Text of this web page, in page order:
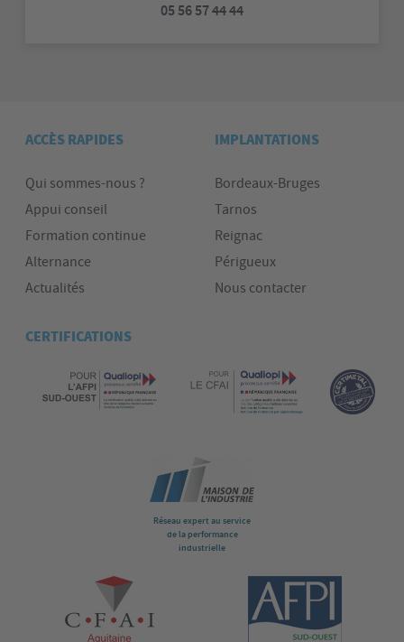
05 56 57 44 44
ACCÈS RAPIDES
Qui sommes-nous ?
Appui conseil
Formation continue
Alternance
Actualités
IMPLANTATIONS
Bordeaux-Bruges
Tarnos
Reignac
Périgueux
Nous contacter
CERTIFICATIONS
Réseau expert au service
de la performance
industrielle